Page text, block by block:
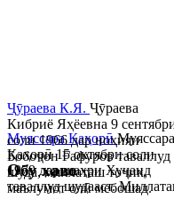
Муяссара ҚаҳорӣМуяссара
Қаҳорӣ 15 октябри соли
1979 дар шаҳри Хуҷанд
таваллуд шудааст.
Ҷӯраева К.Я. Ҷӯраева
Кибриё Яҳёевна 9
соли 1966 дар ноҳияи
Бобоҷон Ғафуров таваллуд
шуда, миллаташ тоҷик,
маълумот олӣ мебошад.
Обу хаво